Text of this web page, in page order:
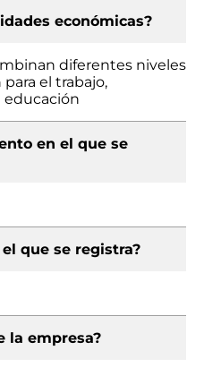
económicas?
diferentes niveles
el trabajo,
educación
en el que se
que se registra?
la empresa?